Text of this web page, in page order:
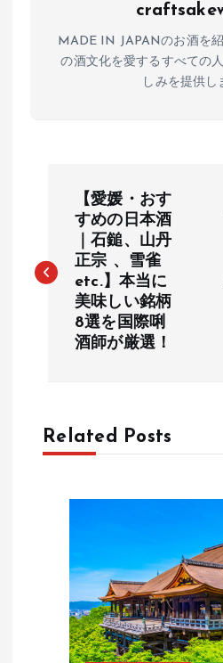
MADE IN JAPANのお酒を
の酒文化を愛するすべての
しみを提供し
ナ
シ
【愛媛・おす
すめの日本酒
｜石鎚、山丹
正宗 、雪雀
etc.】本当に
美味しい銘柄
8選を国際唎
酒師が厳選！
Related Posts